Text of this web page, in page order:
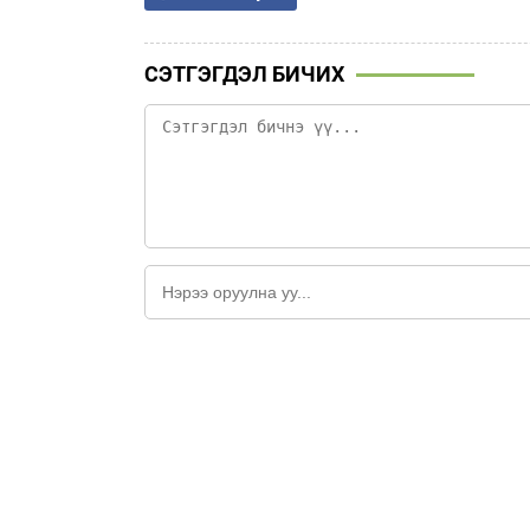
СЭТГЭГДЭЛ БИЧИХ